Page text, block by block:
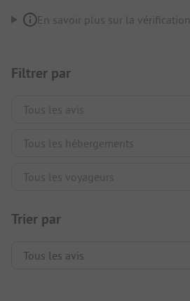
En savoir plus sur la vérification
Filtrer par
Trier par